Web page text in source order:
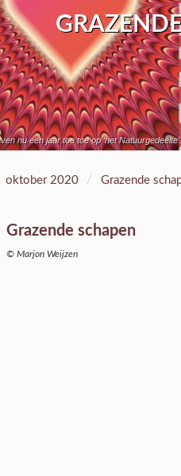
nu een jaar toe toe op ‘het
oktober 2020 / Grazende
Grazende schapen
© Marjon Weijzen